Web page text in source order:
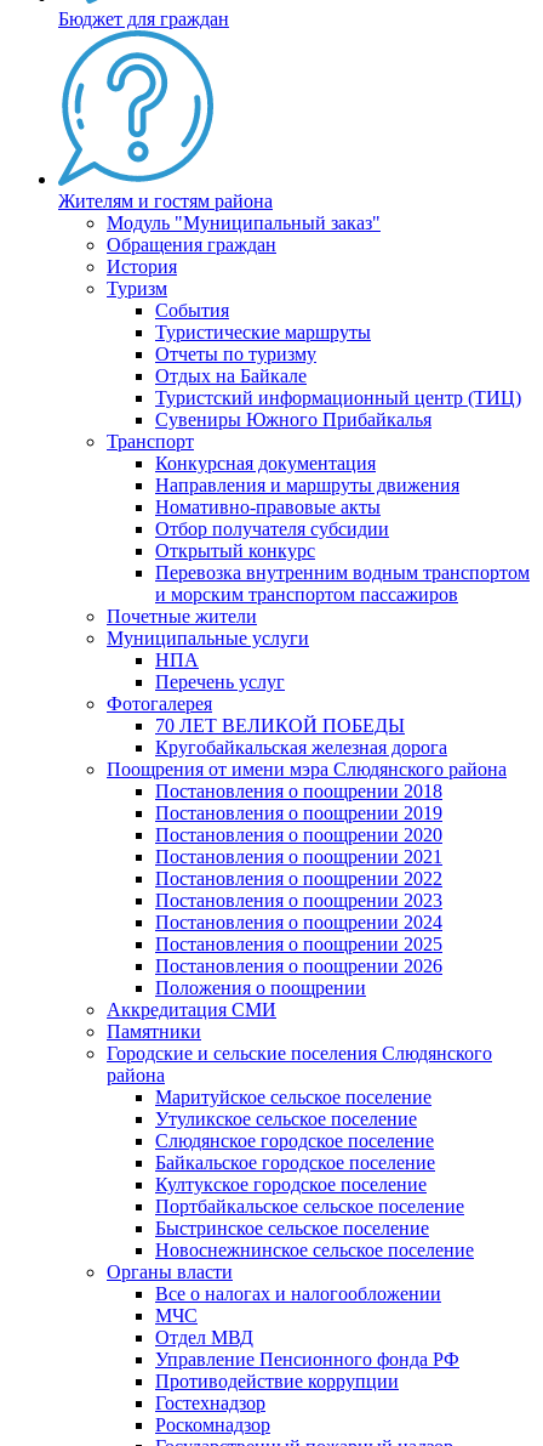
Бюджет для граждан
Жителям и гостям района
Модуль "Муниципальный заказ"
Обращения граждан
История
Туризм
События
Туристические маршруты
Отчеты по туризму
Отдых на Байкале
Туристский информационный центр (ТИЦ)
Сувениры Южного Прибайкалья
Транспорт
Конкурсная документация
Направления и маршруты движения
Номативно-правовые акты
Отбор получателя субсидии
Открытый конкурс
Перевозка внутренним водным транспортом
и морским транспортом пассажиров
Почетные жители
Муниципальные услуги
НПА
Перечень услуг
Фотогалерея
70 ЛЕТ ВЕЛИКОЙ ПОБЕДЫ
Кругобайкальская железная дорога
Поощрения от имени мэра Слюдянского района
Постановления о поощрении 2018
Постановления о поощрении 2019
Постановления о поощрении 2020
Постановления о поощрении 2021
Постановления о поощрении 2022
Постановления о поощрении 2023
Постановления о поощрении 2024
Постановления о поощрении 2025
Постановления о поощрении 2026
Положения о поощрении
Аккредитация СМИ
Памятники
Городские и сельские поселения Слюдянского
района
Маритуйское сельское поселение
Утуликское сельское поселение
Слюдянское городское поселение
Байкальское городское поселение
Култукское городское поселение
Портбайкальское сельское поселение
Быстринское сельское поселение
Новоснежнинское сельское поселение
Органы власти
Все о налогах и налогообложении
МЧС
Отдел МВД
Управление Пенсионного фонда РФ
Противодействие коррупции
Гостехнадзор
Роскомнадзор